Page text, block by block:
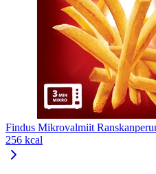
Findus Mikrovalmiit
256 kcal